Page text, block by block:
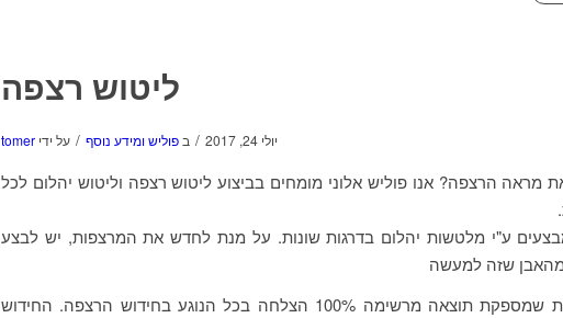
ליטוש רצפה
יולי 24, 2017 / בפוליש ומידע נוסף / על ידי tomer
מראה הרצפה? אנו פוליש אלוני מומחים בביצוע ליטוש רצפה וליטוש יהלום לכל
ע"י מלטשות יהלום בדרגות שונות. על מנת לחדש את המרצפות, יש לבצע
שזה למעשה
פעולה חודרנית שמספקת תוצאה מרשימה 100% הצלחה בכל הנוגע בחידוש הרצפה. החידוש